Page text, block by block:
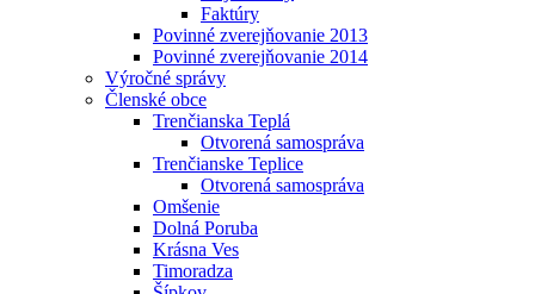
Faktúry
Povinné zverejňovanie 2013
Povinné zverejňovanie 2014
Výročné správy
Členské obce
Trenčianska Teplá
Otvorená samospráva
Trenčianske Teplice
Otvorená samospráva
Omšenie
Dolná Poruba
Krásna Ves
Timoradza